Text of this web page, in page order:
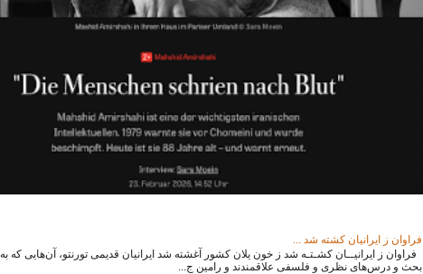
فراوان ز ایرانیان کشته شد ...
فراوان ز ایرانیــان کشـتـه شد ز خون یلان کشور آغشته شد ایرانیان قدیمی تورنتو، آن‌هایی که به
بحث و درس‌های نظری و فلسفی علاقمندند و رامین ج...